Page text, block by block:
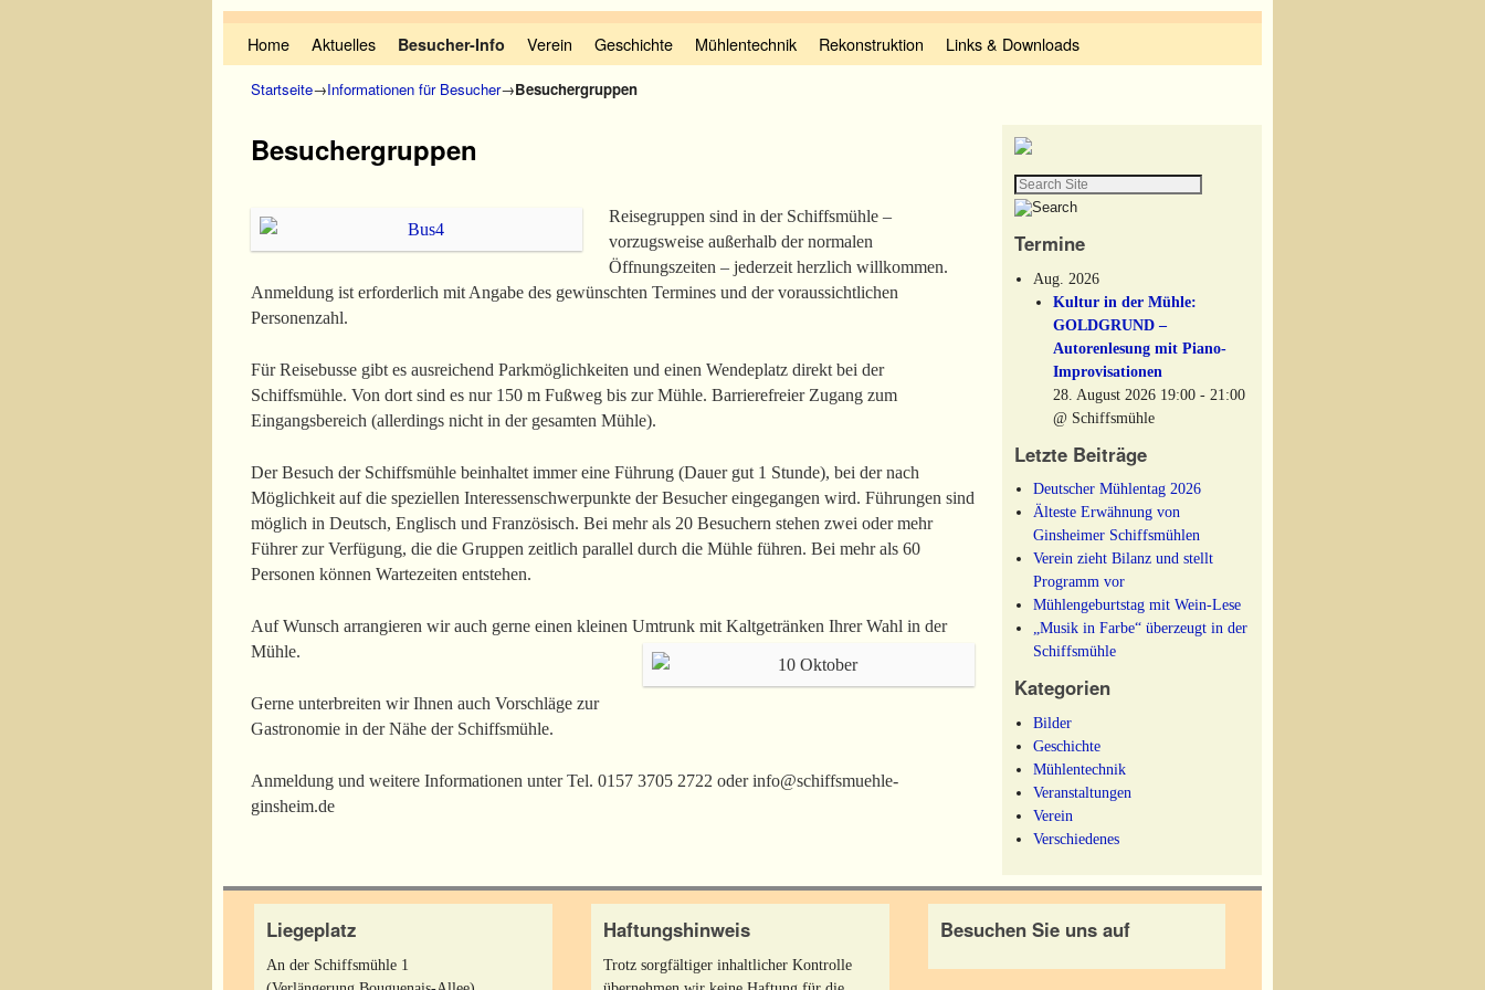
Home Aktuelles Besucher-Info Verein Geschichte Mühlentechnik Rekonstruktion Links & Downloads
Startseite→Informationen für Besucher→Besuchergruppen
Besuchergruppen
Reisegruppen sind in der Schiffsmühle –
vorzugsweise außerhalb der normalen
Öffnungszeiten – jederzeit herzlich willkommen.
Anmeldung ist erforderlich mit Angabe des gewünschten Termines und der voraussichtlichen
Personenzahl.
Für Reisebusse gibt es ausreichend Parkmöglichkeiten und einen Wendeplatz direkt bei der
Schiffsmühle. Von dort sind es nur 150 m Fußweg bis zur Mühle. Barrierefreier Zugang zum
Eingangsbereich (allerdings nicht in der gesamten Mühle).
Der Besuch der Schiffsmühle beinhaltet immer eine Führung (Dauer gut 1 Stunde), bei der nach
Möglichkeit auf die speziellen Interessenschwerpunkte der Besucher eingegangen wird. Führungen sind
möglich in Deutsch, Englisch und Französisch. Bei mehr als 20 Besuchern stehen zwei oder mehr
Führer zur Verfügung, die die Gruppen zeitlich parallel durch die Mühle führen. Bei mehr als 60
Personen können Wartezeiten entstehen.
Auf Wunsch arrangieren wir auch gerne einen kleinen Umtrunk mit Kaltgetränken Ihrer Wahl in der
Mühle.
Gerne unterbreiten wir Ihnen auch Vorschläge zur
Gastronomie in der Nähe der Schiffsmühle.
Anmeldung und weitere Informationen unter Tel. 0157 3705 2722 oder info@schiffsmuehle-
ginsheim.de
Termine
Aug. 2026
Kultur in der Mühle:
GOLDGRUND –
Autorenlesung mit Piano-
Improvisationen
28. August 2026 19:00 - 21:00
@ Schiffsmühle
Letzte Beiträge
Deutscher Mühlentag 2026
Älteste Erwähnung von
Ginsheimer Schiffsmühlen
Verein zieht Bilanz und stellt
Programm vor
Mühlengeburtstag mit Wein-Lese
„Musik in Farbe“ überzeugt in der
Schiffsmühle
Kategorien
Bilder
Geschichte
Mühlentechnik
Veranstaltungen
Verein
Verschiedenes
Liegeplatz
An der Schiffsmühle 1
Haftungshinweis
Trotz sorgfältiger inhaltlicher Kontrolle
Besuchen Sie uns auf